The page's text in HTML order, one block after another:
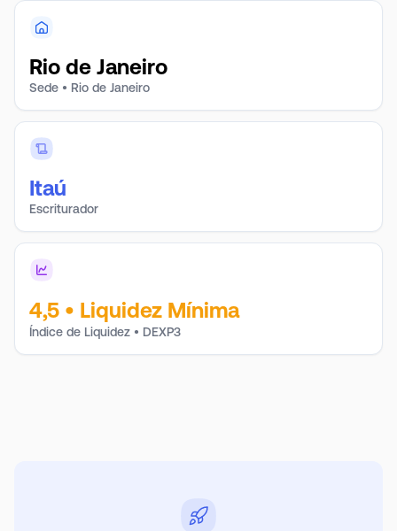
Rio de Janeiro
Sede • Rio de Janeiro
Itaú
Escriturador
4,5 • Liquidez Mínima
Índice de Liquidez • DEXP3